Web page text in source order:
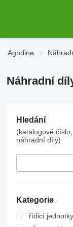
Agroline
Náhradní
Hledání
(katalogové
náhradní díly)
Kategorie
řídicí jednotky